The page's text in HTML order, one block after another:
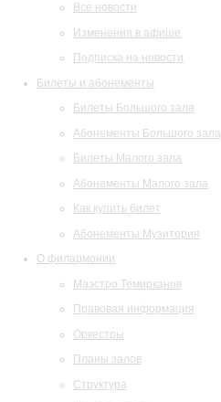
Все новости
Изменения в афише
Подписка на новости
Билеты и абонементы
Билеты Большого зала
Абонементы Большого зала
Билеты Малого зала
Абонементы Малого зала
Как купить билет
Абонементы Музитория
О филармонии
Маэстро Темирканов
Правовая информация
Оркестры
Планы залов
Структура